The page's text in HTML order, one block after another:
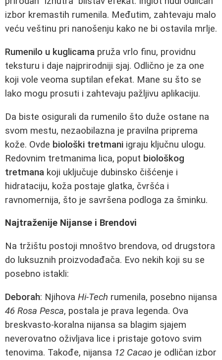
izbor kremastih rumenila. Međutim, zahtevaju malo
veću veštinu pri nanošenju kako ne bi ostavila mrlje.
Rumenilo u kuglicama pruža vrlo finu, providnu
teksturu i daje najprirodniji sjaj. Odlično je za one
koji vole veoma suptilan efekat. Mane su što se
lako mogu prosuti i zahtevaju pažljivu aplikaciju.
Da biste osigurali da rumenilo što duže ostane na
svom mestu, nezaobilazna je pravilna priprema
kože. Ovde biološki tretmani igraju ključnu ulogu.
Redovnim tretmanima lica, poput biološkog
tretmana koji uključuje dubinsko čišćenje i
hidrataciju, koža postaje glatka, čvršća i
ravnomernija, što je savršena podloga za šminku.
Najtraženije Nijanse i Brendovi
Na tržištu postoji mnoštvo brendova, od drugstora
do luksuznih proizvodađača. Evo nekih koji su se
posebno istakli:
Deborah: Njihova Hi-Tech rumenila, posebno nijansa
46 Rosa Pesca, postala je prava legenda. Ova
breskvasto-koralna nijansa sa blagim sjajem
neverovatno oživljava lice i pristaje gotovo svim
tenovima. Takođe, nijansa 12 Cacao je odličan izbor